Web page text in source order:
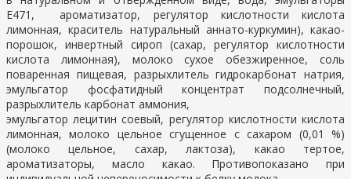
Е471, ароматизатор, регулятор кислотности кислота
лимонная, краситель натуральный аннато-куркумин), какао-
порошок, инвертный сироп (сахар, регулятор кислотности
кислота лимонная), молоко сухое обезжиренное, соль
поваренная пищевая, разрыхлитель гидрокарбонат натрия,
эмульгатор фосфатидный концентрат подсолнечный,
разрыхлитель карбонат аммония,
эмульгатор лецитин соевый, регулятор кислотности кислота
лимонная, молоко цельное сгущенное с сахаром (0,01 %)
(молоко цельное, сахар, лактоза), какао тертое,
ароматизаторы, масло какао. Противопоказано при